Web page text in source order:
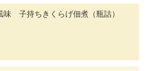
子持ちきくらげ佃煮（瓶詰）